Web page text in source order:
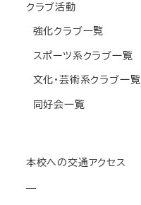
クラブ活動
強化クラブ一覧
スポーツ系クラブ一覧
文化・芸術系クラブ一覧
同好会一覧
本校への交通アクセス
—